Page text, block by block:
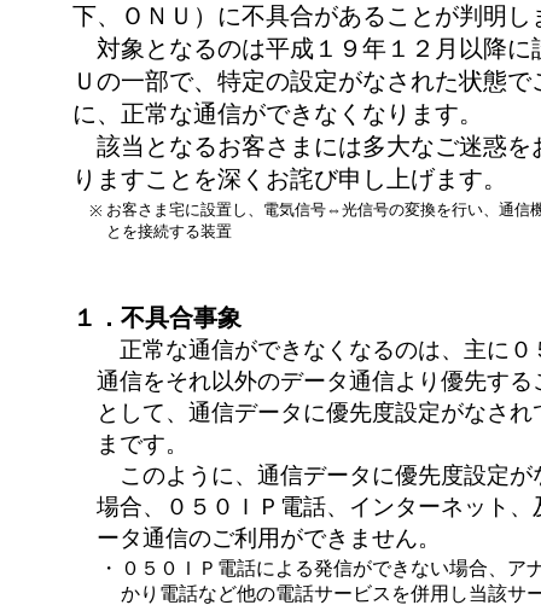
下、ＯＮＵ）に不具合があることが判明し
対象となるのは平成１９年１２月以降に
Ｕの一部で、特定の設定がなされた状態で
に、正常な通信ができなくなります。
該当となるお客さまには多大なご迷惑を
りますことを深くお詫び申し上げます。
※ お客さま宅に設置し、電気信号⇔光信号の変換を行い、通信
とを接続する装置
１．不具合事象
正常な通信ができなくなるのは、主に０
通信をそれ以外のデータ通信より優先する
として、通信データに優先度設定がなされ
まです。
このように、通信データに優先度設定が
場合、０５０ＩＰ電話、インターネット、
ータ通信のご利用ができません。
・
０５０ＩＰ電話による発信ができない場合、ア
かり電話など他の電話サービスを併用し当該サ